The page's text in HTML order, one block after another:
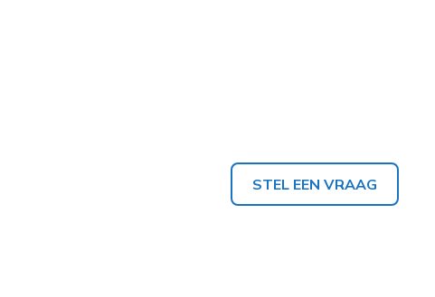
STEL EEN VRAAG